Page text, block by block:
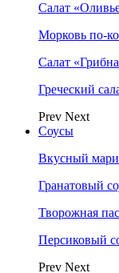
Салат
Морковь по-
Салат
Греческий
Prev Next
Соусы
Вкусный
Гранатовый
Творожная
Персиковый
Prev Next